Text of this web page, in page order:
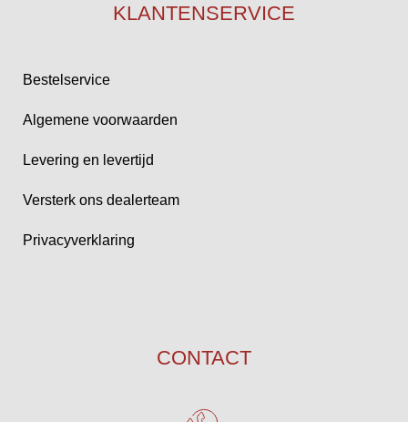
KLANTENSERVICE
Bestelservice
Algemene voorwaarden
Levering en levertijd
Versterk ons dealerteam
Privacyverklaring
CONTACT